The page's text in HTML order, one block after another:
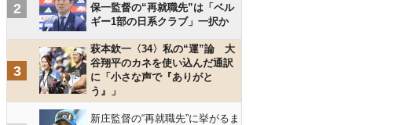
2
保一監督の“再就職先”は「ベル
ギー1部の日系クラブ」一択か
3
萩本欽一〈34〉私の“運”論 大
谷翔平のカネを使い込んだ通訳
に「小さな声で『ありがと
う』」
新庄監督の“再就職先”に挙がるま